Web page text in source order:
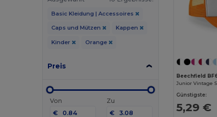
Basic Kleidung | Accessoires
Caps und Mützen Kappen
Kinder Orange
Preis
Von
€
Zu
€
Beechfield
Junior Vintage
Günstigste:
5,29 €